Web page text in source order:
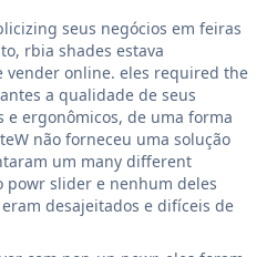
seus negócios em feiras
rbia shades estava
vender online. eles required the
a qualidade de seus
e ergonômicos, de uma forma
não forneceu uma solução
um many different
powr slider e nenhum deles
desajeitados e difíceis de